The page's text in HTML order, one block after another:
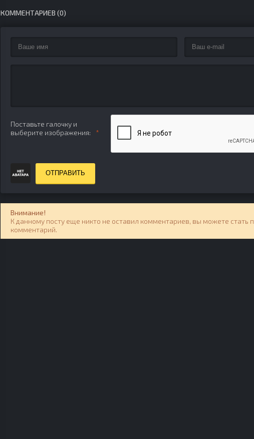
КОММЕНТАРИЕВ (0)
Поставьте галочку и
выберите изображения:
ОТПРАВИТЬ
Внимание!
К данному посту еще никто не оставил комментариев, вы можете стать
комментарий.